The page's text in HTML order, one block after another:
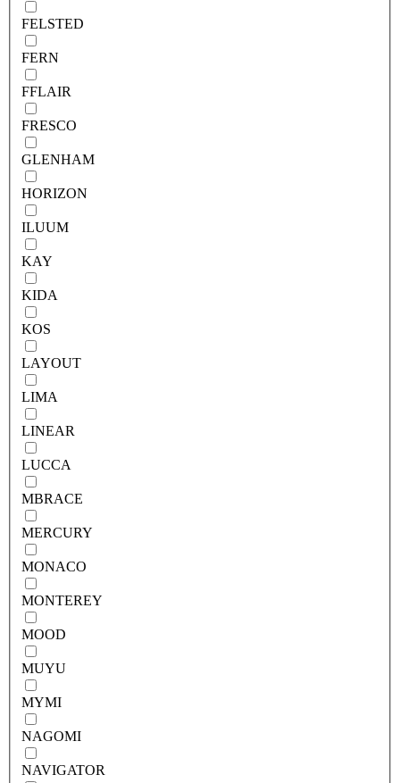
FELSTED
FERN
FFLAIR
FRESCO
GLENHAM
HORIZON
ILUUM
KAY
KIDA
KOS
LAYOUT
LIMA
LINEAR
LUCCA
MBRACE
MERCURY
MONACO
MONTEREY
MOOD
MUYU
MYMI
NAGOMI
NAVIGATOR